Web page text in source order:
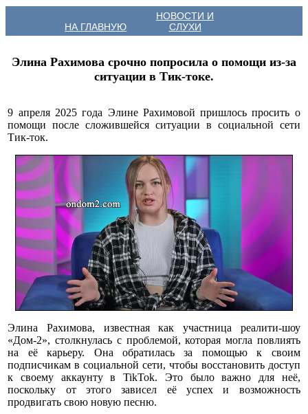
НА ГЛАВНУЮ
НОВОСТИ И
СЛУХИ
Элина Рахимова срочно попросила о помощи из-за
ситуации в Тик-токе.
9 апреля 2025 года Элине Рахимовой пришлось просить о
помощи после сложившейся ситуации в социальной сети
Тик-ток.
Элина Рахимова, известная как участница реалити-шоу
«Дом-2», столкнулась с проблемой, которая могла повлиять
на её карьеру. Она обратилась за помощью к своим
подписчикам в социальной сети, чтобы восстановить доступ
к своему аккаунту в TikTok. Это было важно для неё,
поскольку от этого зависел её успех и возможность
продвигать свою новую песню.